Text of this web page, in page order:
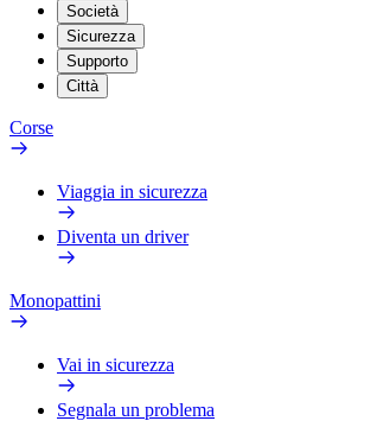
Società
Sicurezza
Supporto
Città
Corse
Viaggia in sicurezza
Diventa un driver
Monopattini
Vai in sicurezza
Segnala un problema